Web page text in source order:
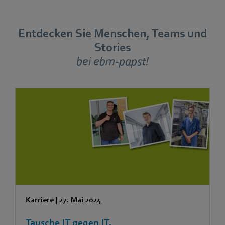
Entdecken Sie Menschen, Teams und
Stories
bei ebm-papst!
Karriere | 27. Mai 2024